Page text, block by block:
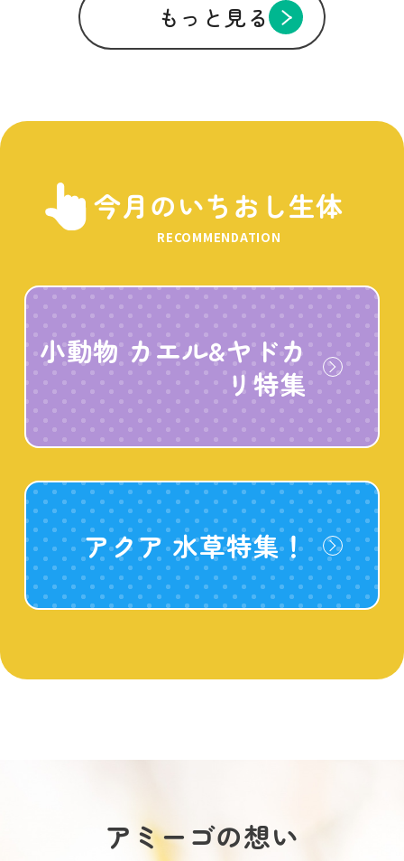
もっと見る
今月のいちおし生体
RECOMMENDATION
小動物 カエル&ヤドカ
リ特集
アクア 水草特集！
アミーゴの想い